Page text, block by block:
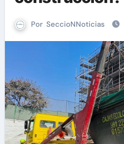
Por SeccioNNoticias